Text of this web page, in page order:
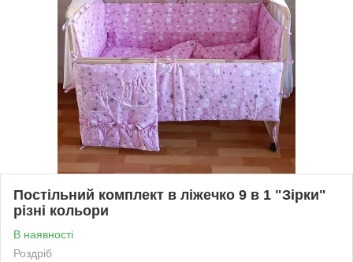
Постільний комплект в ліжечко 9 в 1 "Зірки"
різні кольори
В наявності
Роздріб